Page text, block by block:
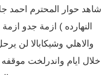
شاهد حوار المحترم احمد
النهارده ) ازمة جدو
والاهلي وشيكابالا لن
خلال ايام واندرلخت